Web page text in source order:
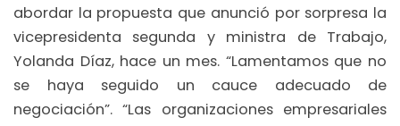
abordar la propuesta que anunció por sorpresa la
vicepresidenta segunda y ministra de Trabajo,
Yolanda Díaz, hace un mes. “Lamentamos que no
se haya seguido un cauce adecuado de
negociación”. “Las organizaciones empresariales